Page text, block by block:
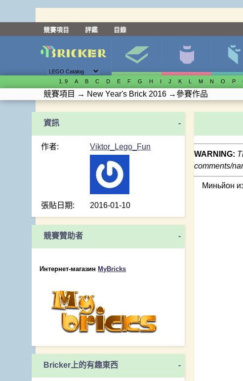
競賽項目 評鑑 目錄
1..9 A B C D E F G H I J K L M N O P
競賽項目 → New Year's Brick 2016 →參賽作品
-
作者: Viktor_Lego_Fun
張貼日期: 2016-01-10
競賽贊助者 -
Интернет-магазин MyBricks
Bricker上的有趣東西 -
WARNING:
comments/
Миньйон